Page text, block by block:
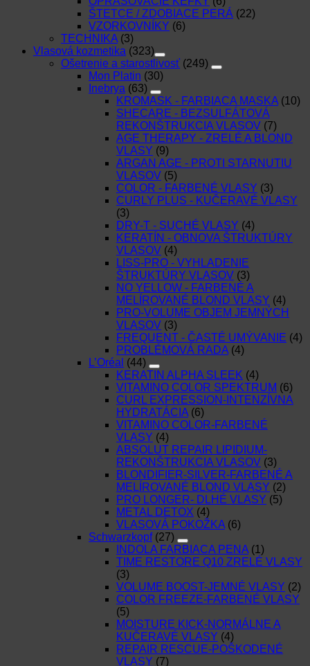
ŠTETCE / ZDOBIACE PERÁ (22)
VZORKOVNÍKY (6)
TECHNIKA (3)
Vlasová kozmetika (323)
Ošetrenie a starostlivosť (249)
Mon Platin (30)
Inebrya (63)
KROMASK - FARBIACA MASKA (10)
SHECARE - BEZSULFÁTOVÁ
REKONŠTRUKCIA VLASOV (7)
AGE THERAPY - ZRELÉ A BLOND
VLASY (9)
ARGAN AGE - PROTI STARNUTIU
VLASOV (5)
COLOR - FARBENÉ VLASY (3)
CURLY PLUS - KUČERAVÉ VLASY
(3)
DRY-T - SUCHÉ VLASY (4)
KERATÍN - OBNOVA ŠTRUKTÚRY
VLASOV (4)
LISS-PRO - VYHLADENIE
ŠTRUKTÚRY VLASOV (3)
NO YELLOW - FARBENÉ A
MELÍROVANÉ BLOND VLASY (4)
PRO-VOLUME OBJEM JEMNÝCH
VLASOV (3)
FREQUENT - ČASTÉ UMÝVANIE (4)
PROBLÉMOVÁ RADA (4)
L’Oréal (44)
KERATIN ALPHA SLEEK (4)
VITAMINO COLOR SPEKTRUM (6)
CURL EXPRESSION-INTENZÍVNA
HYDRATÁCIA (6)
VITAMINO COLOR-FARBENÉ
VLASY (4)
ABSOLUT REPAIR LIPIDIUM-
REKONŠTRUKCIA VLASOV (3)
BLONDIFIER-SILVER-FARBENÉ A
MELÍROVANÉ BLOND VLASY (2)
PRO LONGER- DLHÉ VLASY (5)
METAL DETOX (4)
VLASOVÁ POKOŽKA (6)
Schwarzkopf (27)
INDOLA FARBIACA PENA (1)
TIME RESTORE Q10 ZRELÉ VLASY
(3)
VOLUME BOOST-JEMNÉ VLASY (2)
COLOR FREEZE-FARBENÉ VLASY
(5)
MOISTURE KICK-NORMÁLNE A
KUČERAVÉ VLASY (4)
REPAIR RESCUE-POŠKODENÉ
VLASY (7)